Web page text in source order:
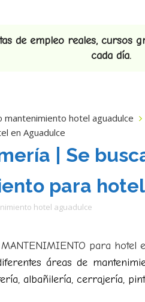
de empleo reales, cursos
cada día.
mantenimiento hotel aguadulce
en Aguadulce
| Se
para
hotel aguadulce
para hotel
áreas de
albañilería, cerrajería,